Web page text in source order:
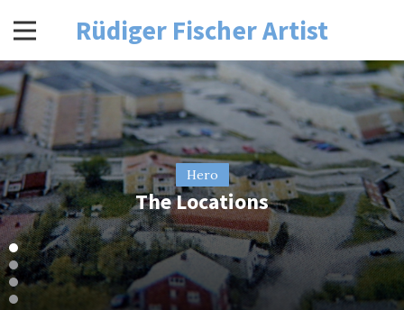
content
Rüdiger Fischer Artist
Hero
The Locations
Hero
Entertainments
Hero
German Landscapes Revisited
Hero
The Flowers